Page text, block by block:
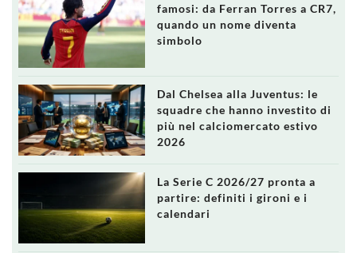
famosi: da Ferran Torres a CR7,
quando un nome diventa
simbolo
Dal Chelsea alla Juventus: le
squadre che hanno investito di
più nel calciomercato estivo
2026
La Serie C 2026/27 pronta a
partire: definiti i gironi e i
calendari